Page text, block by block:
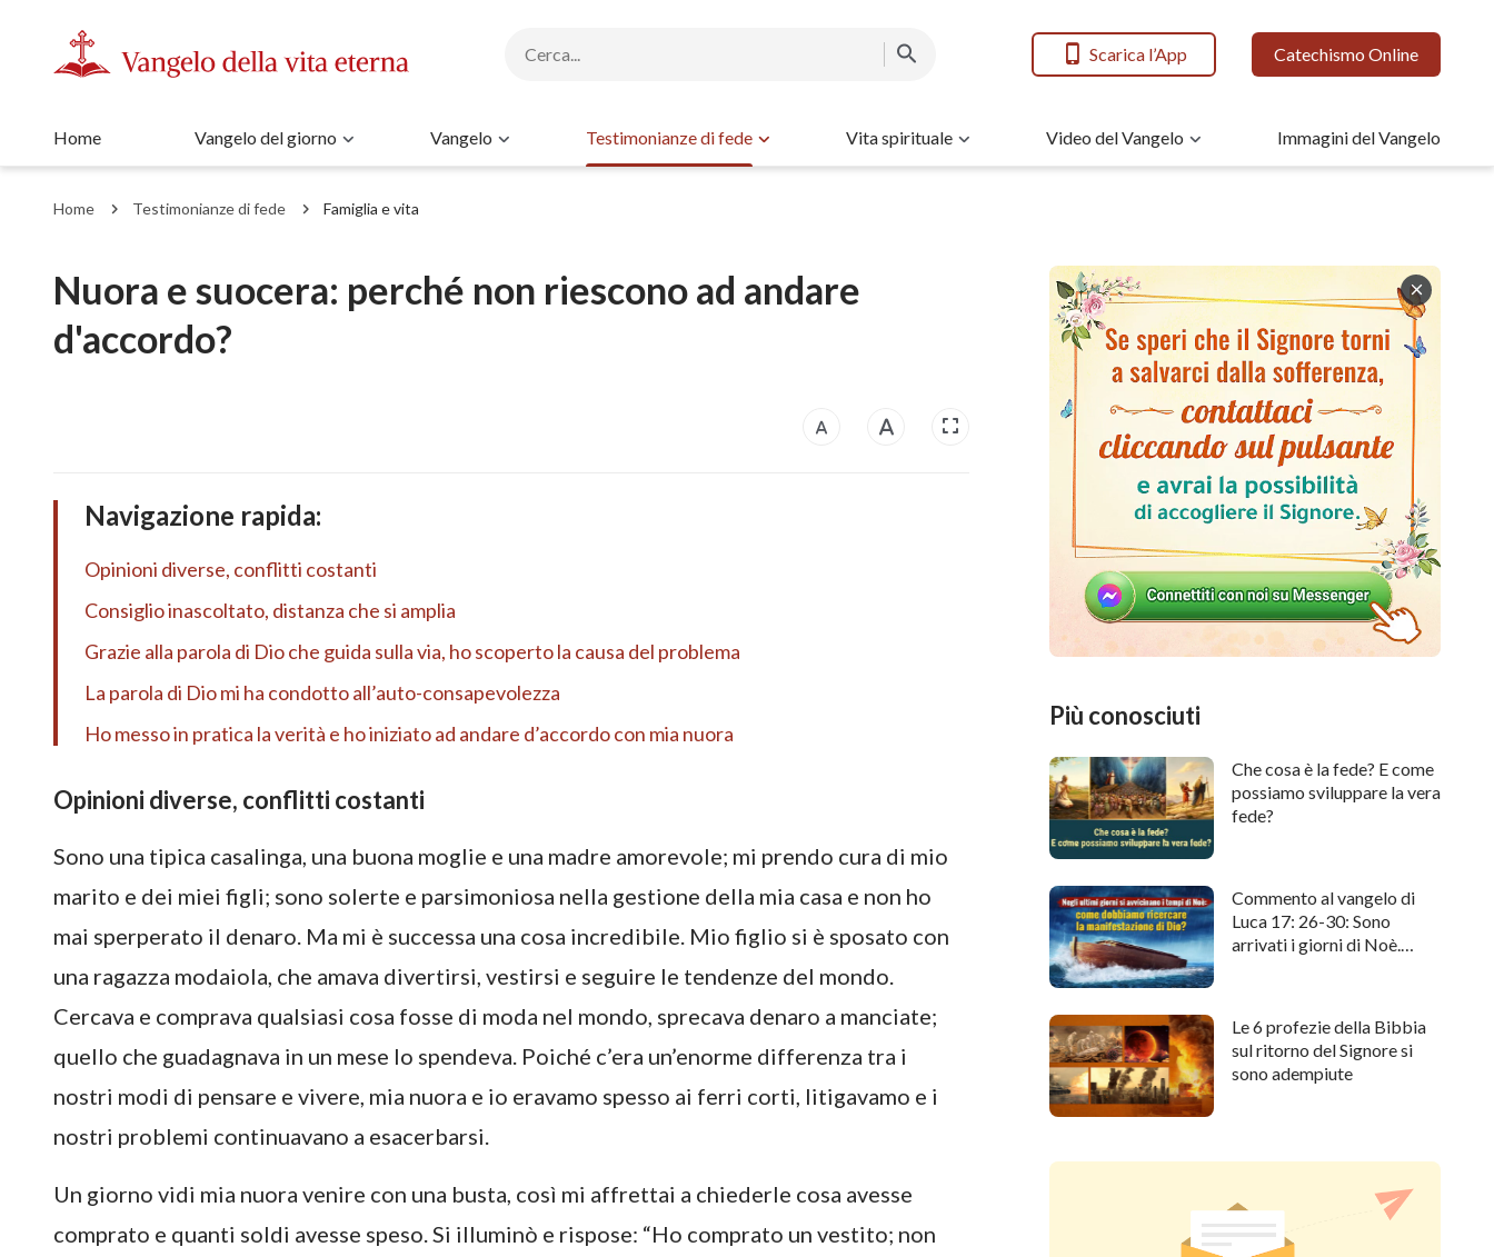
Scarica l’App Catechismo Online
Home Vangelo del giorno Vangelo Testimonianze di fede Vita spirituale Video del Vangelo Immagini del Vangelo
Home Testimonianze di fede Famiglia e vita
Nuora e suocera: perché non riescono ad andare
d'accordo?
Navigazione rapida:
Opinioni diverse, conflitti costanti
Consiglio inascoltato, distanza che si amplia
Grazie alla parola di Dio che guida sulla via, ho scoperto la causa del problema
La parola di Dio mi ha condotto all’auto-consapevolezza
Ho messo in pratica la verità e ho iniziato ad andare d’accordo con mia nuora
Opinioni diverse, conflitti costanti
Sono una tipica casalinga, una buona moglie e una madre amorevole; mi prendo cura di mio
marito e dei miei figli; sono solerte e parsimoniosa nella gestione della mia casa e non ho
mai sperperato il denaro. Ma mi è successa una cosa incredibile. Mio figlio si è sposato con
una ragazza modaiola, che amava divertirsi, vestirsi e seguire le tendenze del mondo.
Cercava e comprava qualsiasi cosa fosse di moda nel mondo, sprecava denaro a manciate;
quello che guadagnava in un mese lo spendeva. Poiché c’era un’enorme differenza tra i
nostri modi di pensare e vivere, mia nuora e io eravamo spesso ai ferri corti, litigavamo e i
nostri problemi continuavano a esacerbarsi.
Un giorno vidi mia nuora venire con una busta, così mi affrettai a chiederle cosa avesse
comprato e quanti soldi avesse speso. Si illuminò e rispose: “Ho comprato un vestito; non
Più conosciuti
Che cosa è la fede? E come
possiamo sviluppare la vera
fede?
Commento al vangelo di
Luca 17: 26-30: Sono
arrivati i giorni di Noè.
Le 6 profezie della Bibbia
sul ritorno del Signore si
sono adempiute